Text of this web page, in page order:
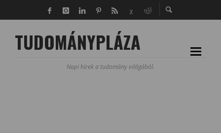
TUDOMÁNYPLÁZA
Napi hírek a tudomány világából.